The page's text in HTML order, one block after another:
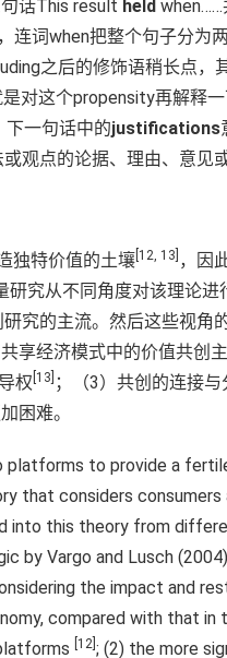
话This result held when……
连词when把整个句子分为
之后的修饰语稍长点，
对这个propensity再解释一
下一句话中的justifications
观点的论据、理由、意见或
独特价值的土壤 [12, 13] ，因
研究从不同角度对该理论进
究的主流。然后这些视角
享经济模式中的价值共创
权 [13] ；（3）共创的连接与
困难。
platforms to provide a
that considers consumers
into this theory from
by Vargo and Lusch
the impact and
compared with that in
[12] ; (2) the more